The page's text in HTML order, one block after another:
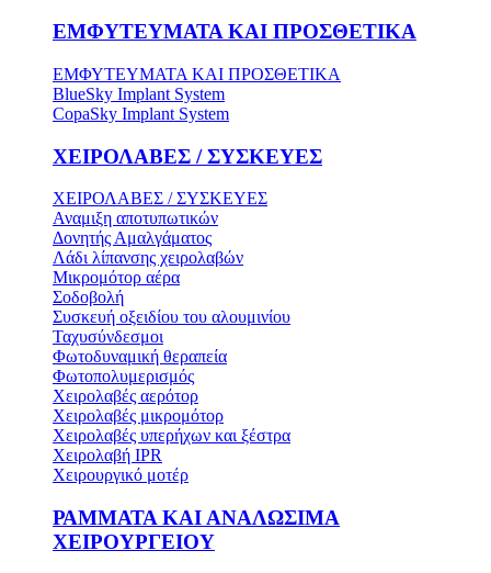
ΕΜΦΥΤΕΥΜΑΤΑ ΚΑΙ ΠΡΟΣΘΕΤΙΚΑ
ΕΜΦΥΤΕΥΜΑΤΑ ΚΑΙ ΠΡΟΣΘΕΤΙΚΑ
BlueSky Implant System
CopaSky Implant System
ΧΕΙΡΟΛΑΒΕΣ / ΣΥΣΚΕΥΕΣ
ΧΕΙΡΟΛΑΒΕΣ / ΣΥΣΚΕΥΕΣ
Αναμιξη αποτυπωτικών
Δονητής Αμαλγάματος
Λάδι λίπανσης χειρολαβών
Μικρομότορ αέρα
Σοδοβολή
Συσκευή οξειδίου του αλουμινίου
Ταχυσύνδεσμοι
Φωτοδυναμική θεραπεία
Φωτοπολυμερισμός
Χειρολαβές αερότορ
Χειρολαβές μικρομότορ
Χειρολαβές υπερήχων και ξέστρα
Χειρολαβή IPR
Χειρουργικό μοτέρ
ΡΑΜΜΑΤΑ ΚΑΙ ΑΝΑΛΩΣΙΜΑ
ΧΕΙΡΟΥΡΓΕΙΟΥ